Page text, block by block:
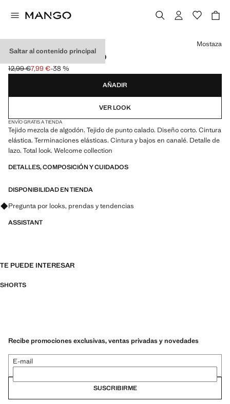
Saltar al contenido principal
RANITA PUNTO CALADO
Precio inicial tachado [12,99 € ]
12,99 €
Precio actual [7,99 € ]
7,99 €-38 %
Selecciona un color
Mostaza
AÑADIR
VER LOOK
ENVÍO GRATIS A TIENDA
Tejido mezcla de algodón. Tejido de punto calado. Diseño corto. Cintura
elástica. Terminaciones elásticas. Cintura y bajos en canalé. Detalle de
lazo. Total look. Welcome collection
DETALLES, COMPOSICIÓN Y CUIDADOS
DISPONIBILIDAD EN TIENDA
Pregunta por looks, prendas y tendencias
ASSISTANT
TE PUEDE INTERESAR
SHORTS
Recibe promociones exclusivas, ventas privadas y novedades
E-mail
SUSCRIBIRME